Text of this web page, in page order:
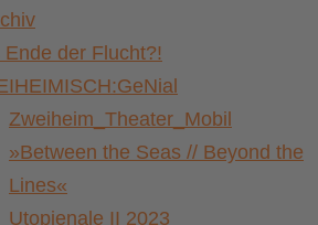
Ende der Flucht?!
Zweiheim_Theater_Mobil
»Between the Seas // Beyond the
Lines«
Utopienale II 2023